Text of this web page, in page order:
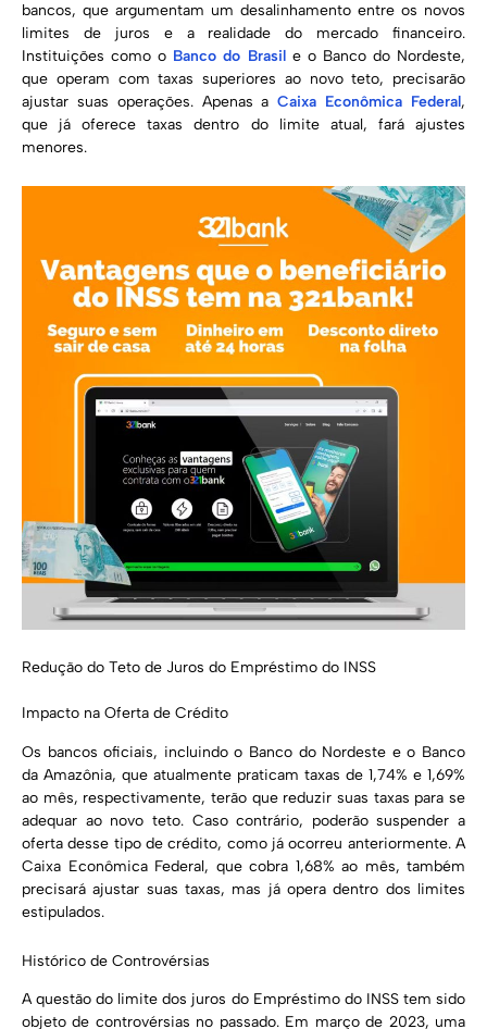
bancos, que argumentam um desalinhamento entre os novos
limites de juros e a realidade do mercado financeiro.
Instituições como o Banco do Brasile o Banco do Nordeste,
que operam com taxas superiores ao novo teto, precisarão
ajustar suas operações. Apenas aCaixa Econômica Federal,
que já oferece taxas dentro do limite atual, fará ajustes
menores.
Redução do Teto de Juros do Empréstimo do INSS
Impacto na Oferta de Crédito
Os bancos oficiais, incluindo o Banco do Nordeste e o Banco
da Amazônia, que atualmente praticam taxas de 1,74% e 1,69%
ao mês, respectivamente, terão que reduzir suas taxas para se
adequar ao novo teto. Caso contrário, poderão suspender a
oferta desse tipo de crédito, como já ocorreu anteriormente. A
Caixa Econômica Federal, que cobra 1,68% ao mês, também
precisará ajustar suas taxas, mas já opera dentro dos limites
estipulados.
Histórico de Controvérsias
A questão do limite dos juros do Empréstimo do INSS tem sido
objeto de controvérsias no passado. Em março de 2023, uma